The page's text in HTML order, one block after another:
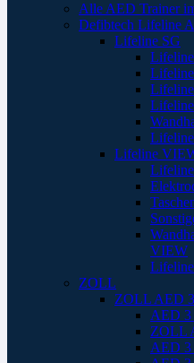
Alle AED Trainer
Defibtech Lifeline
Lifeline SG
Lifeline
Lifeline
VIEW
ZOLL
ZOLL AED 3
AED 3
ZOLL
AED 3